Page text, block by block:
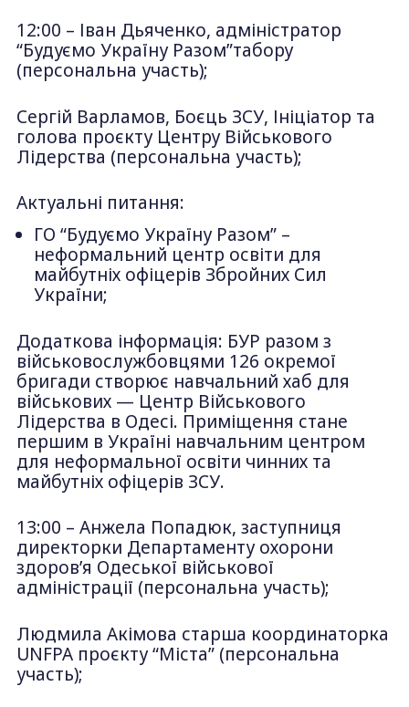
12:00 – Іван Дьяченко, адміністратор
“Будуємо Україну Разом”табору
(персональна участь);
Сергій Варламов, Боєць ЗСУ, Ініціатор та
голова проєкту Центру Військового
Лідерства (персональна участь);
Актуальні питання:
ГО “Будуємо Україну Разом” –
неформальний центр освіти для
майбутніх офіцерів Збройних Сил
України;
Додаткова інформація: БУР разом з
військовослужбовцями 126 окремої
бригади створює навчальний хаб для
військових — Центр Військового
Лідерства в Одесі. Приміщення стане
першим в Україні навчальним центром
для неформальної освіти чинних та
майбутніх офіцерів ЗСУ.
13:00 – Анжела Попадюк, заступниця
директорки Департаменту охорони
здоров’я Одеської військової
адміністрації (персональна участь);
Людмила Акімова старша координаторка
UNFPA проєкту “Міста” (персональна
участь);